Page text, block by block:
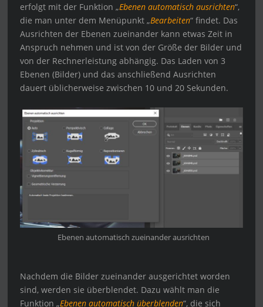
erfolgt mit der Funktion „Ebenen automatisch ausrichten“,
die man unter dem Menüpunkt „Bearbeiten“ findet. Das
Ausrichten der Ebenen zueinander kann etwas Zeit in
Anspruch nehmen und ist von der Größe der Bilder und
von der Rechnerleistung abhängig. Das Laden von 3
Ebenen (Bilder) und das anschließend Ausrichten
dauert üblicherweise zwischen 10 und 20 Sekunden.
Ebenen automatisch zueinander ausrichten
Nachdem die Bilder zueinander ausgerichtet worden
sind, werden sie überblendet. Dazu wählt man die
Funktion „Ebenen automatisch überblenden“, die sich